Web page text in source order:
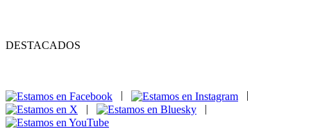
DESTACADOS
|
|